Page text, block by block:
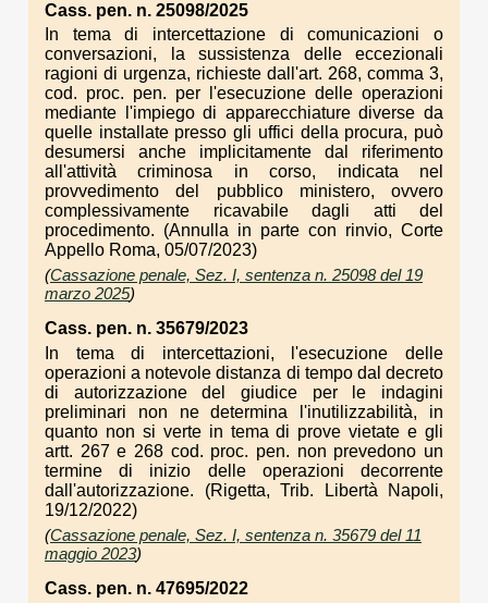
Cass. pen. n. 25098/2025
In tema di intercettazione di comunicazioni o
conversazioni, la sussistenza delle eccezionali
ragioni di urgenza, richieste dall'art. 268, comma 3,
cod. proc. pen. per l'esecuzione delle operazioni
mediante l'impiego di apparecchiature diverse da
quelle installate presso gli uffici della procura, può
desumersi anche implicitamente dal riferimento
all'attività criminosa in corso, indicata nel
provvedimento del pubblico ministero, ovvero
complessivamente ricavabile dagli atti del
procedimento. (Annulla in parte con rinvio, Corte
Appello Roma, 05/07/2023)
(Cassazione penale, Sez. I, sentenza n. 25098 del 19
marzo 2025)
Cass. pen. n. 35679/2023
In tema di intercettazioni, l'esecuzione delle
operazioni a notevole distanza di tempo dal decreto
di autorizzazione del giudice per le indagini
preliminari non ne determina l'inutilizzabilità, in
quanto non si verte in tema di prove vietate e gli
artt. 267 e 268 cod. proc. pen. non prevedono un
termine di inizio delle operazioni decorrente
dall'autorizzazione. (Rigetta, Trib. Libertà Napoli,
19/12/2022)
(Cassazione penale, Sez. I, sentenza n. 35679 del 11
maggio 2023)
Cass. pen. n. 47695/2022